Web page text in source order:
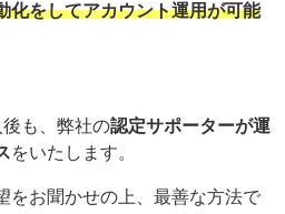
化をしてアカウント運用が可能
後も、弊社の認定サポーターが運
をいたします。
をお聞かせの上、最善な方法で